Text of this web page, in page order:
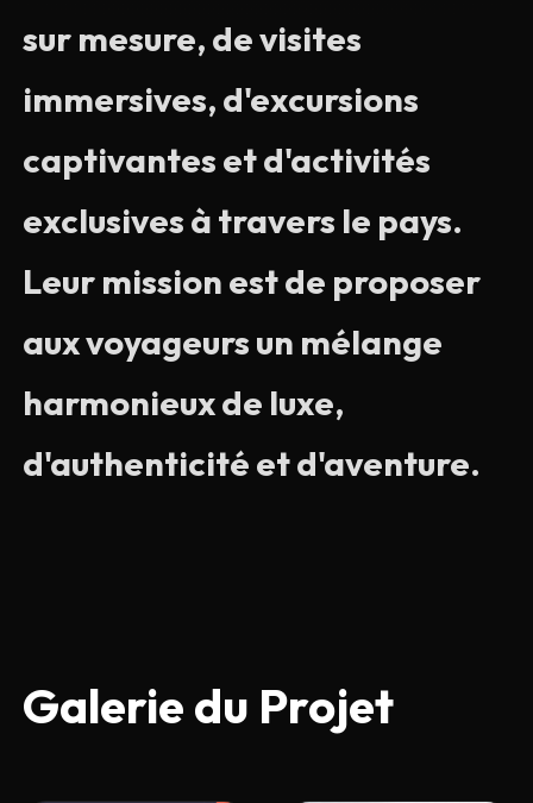
sur mesure, de visites
immersives, d'excursions
captivantes et d'activités
exclusives à travers le pays.
Leur mission est de proposer
aux voyageurs un mélange
harmonieux de luxe,
d'authenticité et d'aventure.
Galerie du Projet